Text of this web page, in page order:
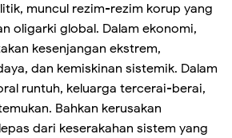
muncul rezim-rezim korup yang
oligarki global. Dalam ekonomi,
kesenjangan ekstrem,
dan kemiskinan sistemik. Dalam
runtuh, keluarga tercerai-berai,
Bahkan kerusakan
dari keserakahan sistem yang